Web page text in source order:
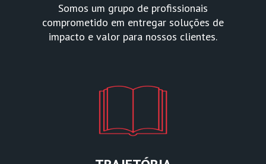
Somos um grupo de profissionais
comprometido em entregar soluções de
impacto e valor para nossos clientes.